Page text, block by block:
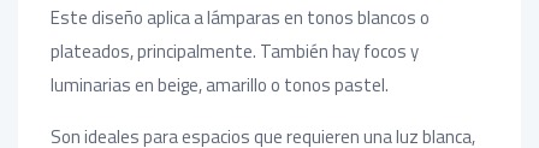
Este diseño aplica a lámparas en tonos blancos o
plateados, principalmente. También hay focos y
luminarias en beige, amarillo o tonos pastel.
Son ideales para espacios que requieren una luz blanca,